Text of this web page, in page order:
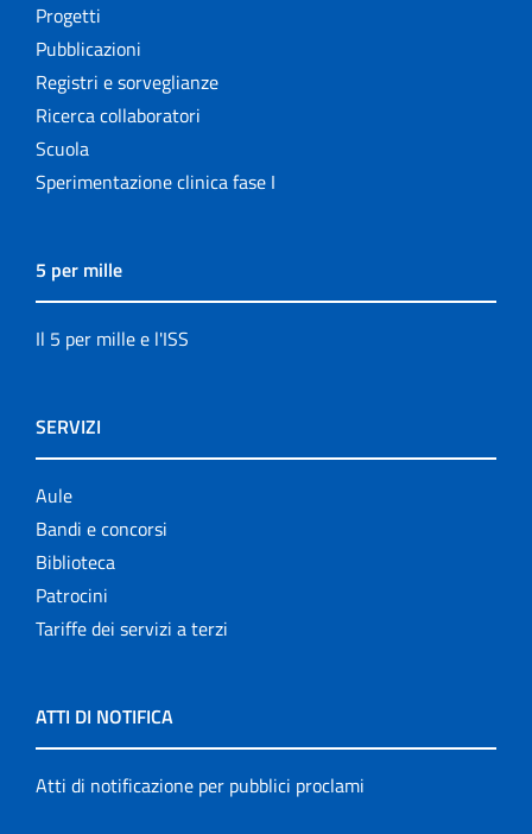
Progetti
Pubblicazioni
Registri e sorveglianze
Ricerca collaboratori
Scuola
Sperimentazione clinica fase I
5 per mille
Il 5 per mille e l'ISS
SERVIZI
Aule
Bandi e concorsi
Biblioteca
Patrocini
Tariffe dei servizi a terzi
ATTI DI NOTIFICA
Atti di notificazione per pubblici proclami